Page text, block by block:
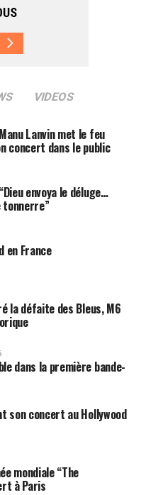
VIDEOS
Lanvin met le feu
concert dans le public
envoya le déluge…
en France
la défaite des Bleus, M6
dans la première bande-
son concert au Hollywood
mondiale “The
à Paris